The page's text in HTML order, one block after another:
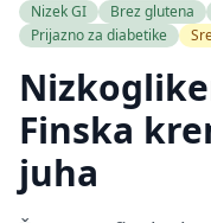
Nizek GI Brez glutena
Prijazno za diabetike
Finska
juha